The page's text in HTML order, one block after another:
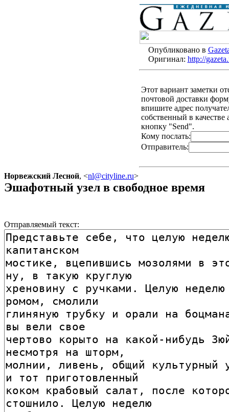
Опубликовано в
Оригинал: http://
Этот вариант заметки
почтовой доставки
впишите адрес
собственный в качестве
кнопку "Send".
Кому послать:
Отправитель:
Норвежский Лесной, <nl@cityline.ru>
Эшафотный узел в свободное время
Отправляемый текст: